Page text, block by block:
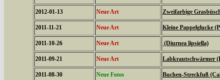
2012-01-13 Neue Art Zweifarbige
2011-11-21 Neue Art Kleine Pappelglucke
2011-10-26 Neue Art (Diurnea lipsiella)
2011-09-21 Neue Art Labkrautschwärmer
2011-08-30 Neue Fotos Buchen-Streckfuß